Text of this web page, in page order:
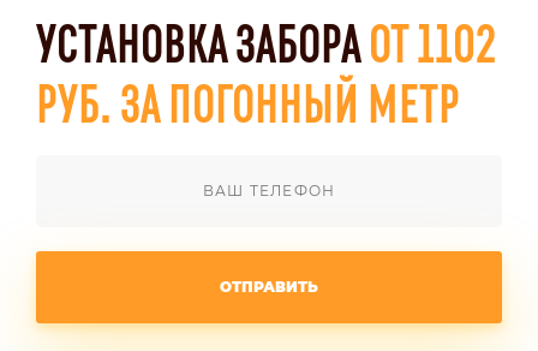
УСТАНОВКА ЗАБОРАОТ 1102
РУБ. ЗА ПОГОННЫЙ МЕТР
ОТПРАВИТЬ